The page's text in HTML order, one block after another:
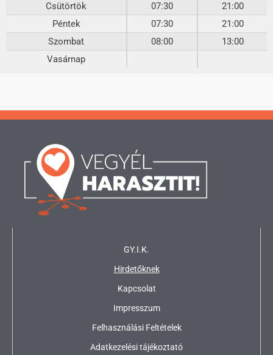
Csütörtök
07:30
21:00
Péntek
07:30
21:00
Szombat
08:00
13:00
Vasárnap
GY.I.K.
Hirdetőknek
Kapcsolat
Impresszum
Felhasználási Feltételek
Adatkezelési tájékoztató